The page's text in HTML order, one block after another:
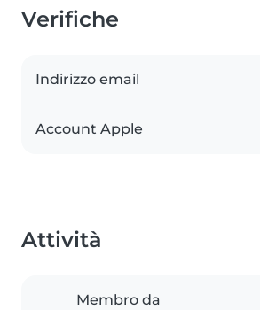
Verifiche
Indirizzo email
Account Apple
Attività
Membro da